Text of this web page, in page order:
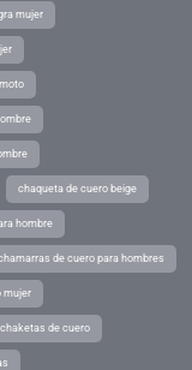
mujer
chaqueta de cuero beige
hombre
de cuero para hombres
mujer
chaketas de cuero